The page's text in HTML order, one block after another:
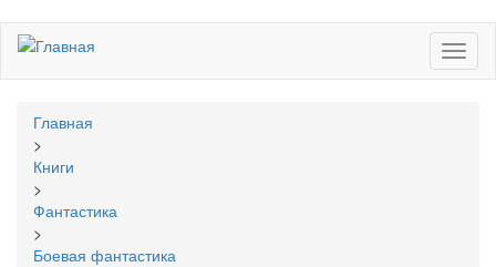
Перейти
основному
Вы
здесь
Главная
>
Книги
>
Фантастика
>
Боевая фантастика